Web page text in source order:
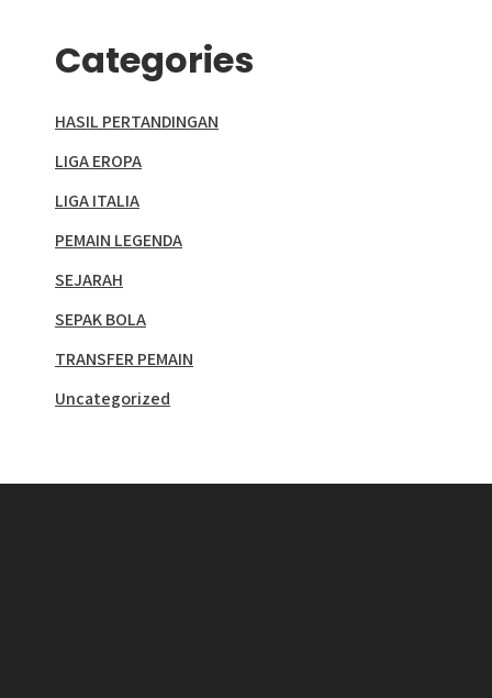
Categories
HASIL PERTANDINGAN
LIGA EROPA
LIGA ITALIA
PEMAIN LEGENDA
SEJARAH
SEPAK BOLA
TRANSFER PEMAIN
Uncategorized